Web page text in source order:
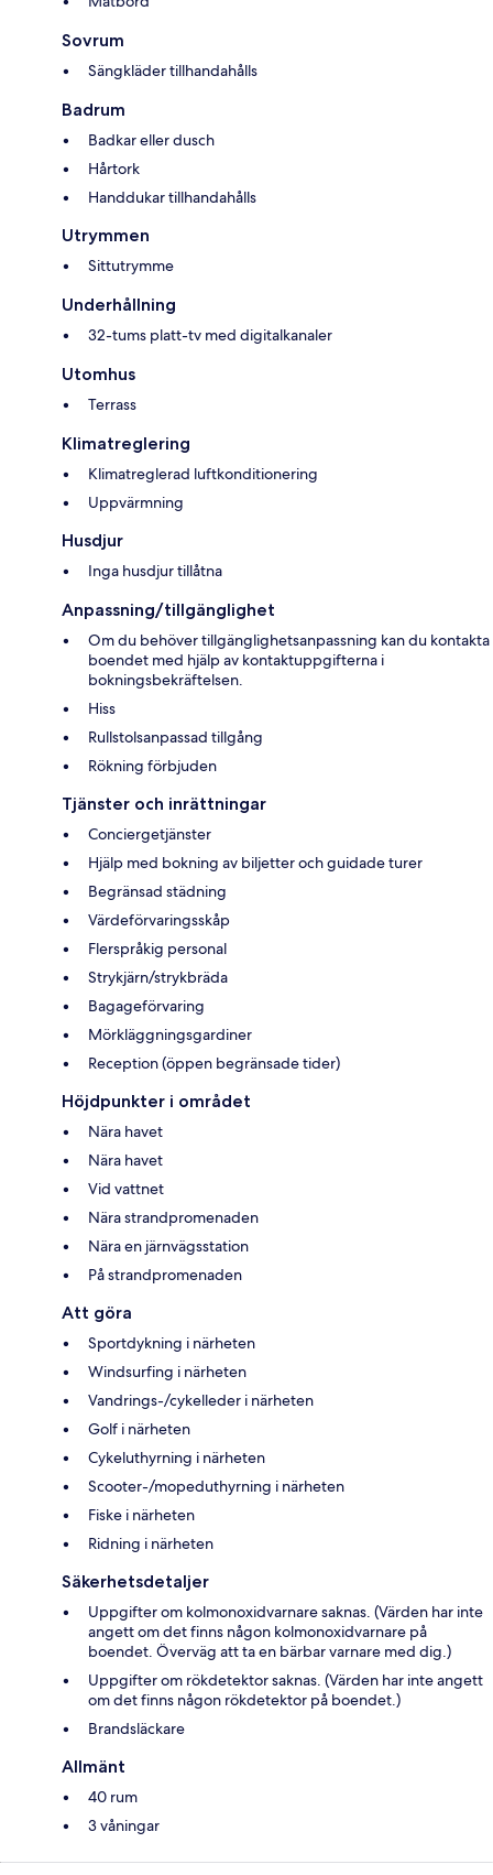
Sovrum
Sängkläder tillhandahålls
Badrum
Badkar eller dusch
Hårtork
Handdukar tillhandahålls
Utrymmen
Sittutrymme
Underhållning
32-tums platt-tv med digitalkanaler
Utomhus
Terrass
Klimatreglering
Klimatreglerad luftkonditionering
Uppvärmning
Husdjur
Inga husdjur tillåtna
Anpassning/tillgänglighet
Om du behöver tillgänglighetsanpassning kan du kontakta
boendet med hjälp av kontaktuppgifterna i
bokningsbekräftelsen.
Hiss
Rullstolsanpassad tillgång
Rökning förbjuden
Tjänster och inrättningar
Conciergetjänster
Hjälp med bokning av biljetter och guidade turer
Begränsad städning
Värdeförvaringsskåp
Flerspråkig personal
Strykjärn/strykbräda
Bagageförvaring
Mörkläggningsgardiner
Reception (öppen begränsade tider)
Höjdpunkter i området
Nära havet
Nära havet
Vid vattnet
Nära strandpromenaden
Nära en järnvägsstation
På strandpromenaden
Att göra
Sportdykning i närheten
Windsurfing i närheten
Vandrings-/cykelleder i närheten
Golf i närheten
Cykeluthyrning i närheten
Scooter-/mopeduthyrning i närheten
Fiske i närheten
Ridning i närheten
Säkerhetsdetaljer
Uppgifter om kolmonoxidvarnare saknas. (Värden har inte
angett om det finns någon kolmonoxidvarnare på
boendet. Överväg att ta en bärbar varnare med dig.)
Uppgifter om rökdetektor saknas. (Värden har inte angett
om det finns någon rökdetektor på boendet.)
Brandsläckare
Allmänt
40 rum
3 våningar